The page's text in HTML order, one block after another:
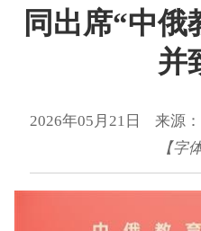
同出席“中俄
并
2026年05月21日 来源
【字